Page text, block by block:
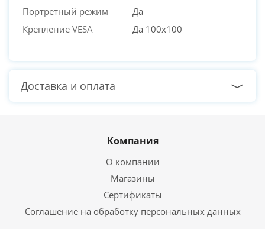
Портретный режим
Да
Крепление VESA
Да 100x100
Доставка и оплата
Компания
О компании
Магазины
Сертификаты
Соглашение на обработку персональных данных